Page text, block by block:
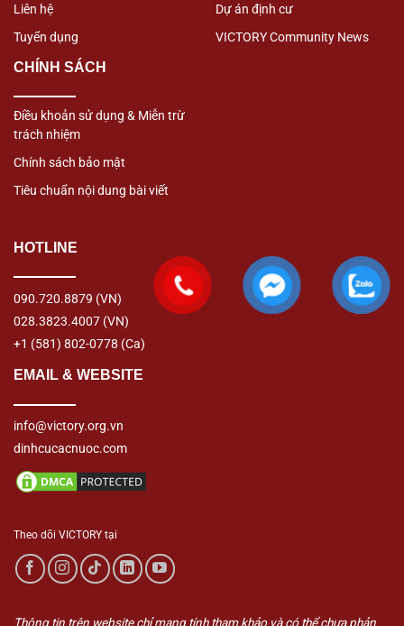
Liên hệ
Tuyển dụng
CHÍNH SÁCH
Điều khoản sử dụng & Miễn trừ
trách nhiệm
Chính sách bảo mật
Tiêu chuẩn nội dung bài viết
Dự án định cư
VICTORY Community News
HOTLINE
090.720.8879 (VN)
028.3823.4007 (VN)
+1 (581) 802-0778 (Ca)
EMAIL & WEBSITE
info@victory.org.vn
dinhcucacnuoc.com
Theo dõi VICTORY tại
Thông tin trên website chỉ mang tính tham khảo và có thể chưa phản